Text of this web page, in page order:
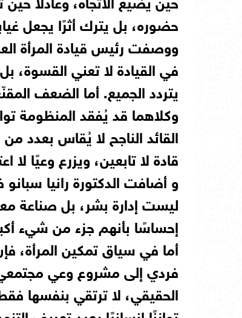
حضوره، بل يترك أثرًا يجعل
ووصفت رئيس قيادة المرأة
في القيادة لا تعني القسوة،
يتردد الجميع. أما الضعف
وكلاهما قد يُفقد المنظومة
القائد الناجح لا يُقاس بعدد
قادة لا تابعين، ويزرع وعيًا
و أضافت الدكتورة رانيا
ليست إدارة بشر، بل صناعة
إحساسًا بأنهم جزء من شيء
أما في سياق تمكين المرأة،
فردي إلى مشروع وعي مجتمعي.
الحقيقي، لا ترتقي بنفسها